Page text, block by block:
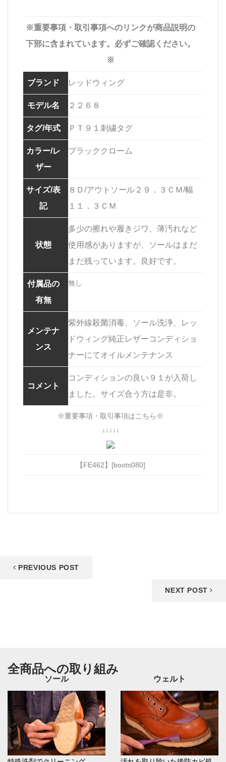
※重要事項・取引事項へのリンクが商品説明の
下部に含まれています。必ずご確認ください。
※
ブランド レッドウィング
モデル名 ２２６８
タグ/年式 ＰＴ９１刺繍タグ
カラー/レ
ザー
ブラッククローム
サイズ/表
記
８Ｄ/アウトソール２９．３ＣＭ/幅
１１．３ＣＭ
状態
多少の擦れや履きジワ、薄汚れなど
使用感がありますが、ソールはまだ
まだ残っています。良好です。
付属品の
有無
無し
メンテナ
ンス
紫外線殺菌消毒、ソール洗浄、レッ
ドウィング純正レザーコンディショ
ナーにてオイルメンテナンス
コメント
コンディションの良い９１が入荷し
ました。サイズ合う方は是非。
※重要事項・取引事項はこちら※
↓↓↓↓↓
【FE462】[boots080]
PREVIOUS POST
NEXT POST
全商品への取り組み
ソール ウェルト